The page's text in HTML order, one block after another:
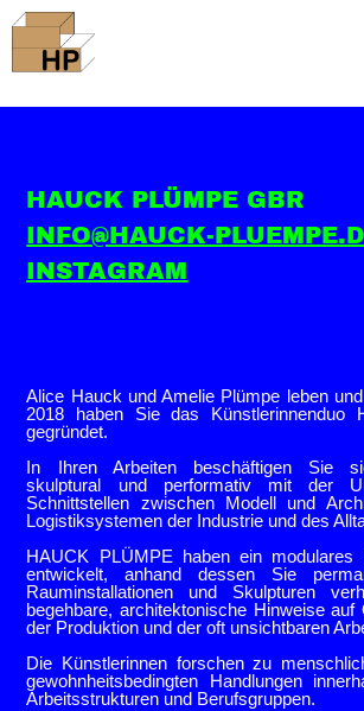
HAUCK PLÜMPE GBR
INFO@HAUCK-
INSTAGRAM
Alice Hauck und Amelie Plümpe leben
2018 haben Sie das Künstlerinnenduo
gegründet.
In Ihren Arbeiten beschäftigen Sie
skulptural und performativ mit der
Schnittstellen zwischen Modell und
Logistiksystemen der Industrie und des
HAUCK PLÜMPE haben ein modulares
entwickelt, anhand dessen Sie
Rauminstallationen und Skulpturen
begehbare, architektonische Hinweise
der Produktion und der oft unsichtbaren
Die Künstlerinnen forschen zu
gewohnheitsbedingten Handlungen
Arbeitsstrukturen und Berufsgruppen.